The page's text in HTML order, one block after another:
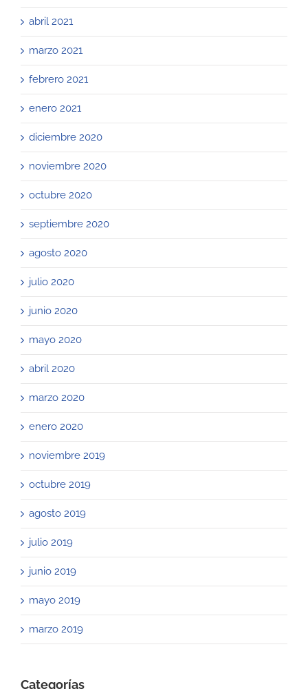
abril 2021
marzo 2021
febrero 2021
enero 2021
diciembre 2020
noviembre 2020
octubre 2020
septiembre 2020
agosto 2020
julio 2020
junio 2020
mayo 2020
abril 2020
marzo 2020
enero 2020
noviembre 2019
octubre 2019
agosto 2019
julio 2019
junio 2019
mayo 2019
marzo 2019
Categorías